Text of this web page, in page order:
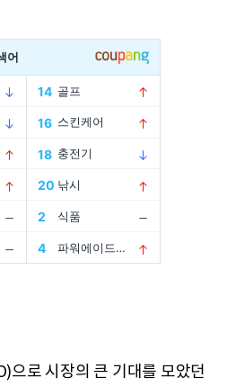
으로 시장의 큰 기대를 모았던